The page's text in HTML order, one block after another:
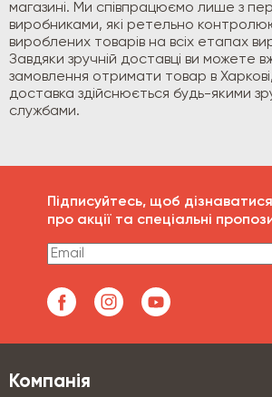
магазині. Ми співпрацюємо лише з
виробниками, які ретельно
вироблених товарів на всіх етапах
Завдяки зручній доставці ви можете
замовлення отримати товар в Харкові,
доставка здійснюється будь-якими
службами.
Підписуйтесь, щоб
про акції та спеціальні
Компанія